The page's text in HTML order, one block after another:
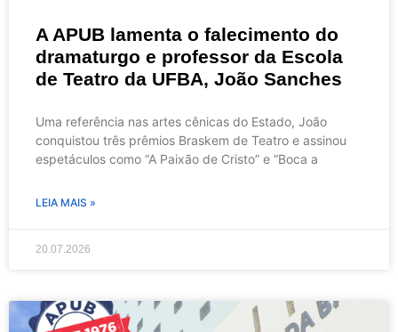
A APUB lamenta o falecimento do
dramaturgo e professor da Escola
de Teatro da UFBA, João Sanches
Uma referência nas artes cênicas do Estado, João
conquistou três prêmios Braskem de Teatro e assinou
espetáculos como “A Paixão de Cristo” e “Boca a
LEIA MAIS »
20.07.2026